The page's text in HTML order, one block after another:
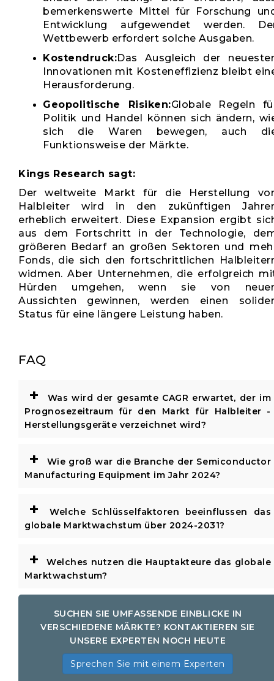
bemerkenswerte Mittel für Forschung
Entwicklung aufgewendet werden.
Wettbewerb erfordert solche Ausgaben.
Kostendruck:Das Ausgleich der
Innovationen mit Kosteneffizienz bleibt
Herausforderung.
Geopolitische Risiken:Globale Regeln
Politik und Handel können sich ändern,
sich die Waren bewegen, auch
Funktionsweise der Märkte.
Kings Research sagt:
Der weltweite Markt für die Herstellung
Halbleiter wird in den zukünftigen
erheblich erweitert. Diese Expansion ergibt
aus dem Fortschritt in der Technologie,
größeren Bedarf an großen Sektoren und
Fonds, die sich den fortschrittlichen
widmen. Aber Unternehmen, die erfolgreich
Hürden umgehen, wenn sie von
Aussichten gewinnen, werden einen
Status für eine längere Leistung haben.
FAQ
+
Was wird der gesamte CAGR erwartet, der im
Prognosezeitraum für den Markt für Halbleiter -
Herstellungsgeräte verzeichnet wird?
+
Wie groß war die Branche der Semiconductor
Manufacturing Equipment im Jahr 2024?
+
Welche Schlüsselfaktoren beeinflussen das
globale Marktwachstum über 2024-2031?
+
Welches nutzen die Hauptakteure das globale
Marktwachstum?
SUCHEN SIE UMFASSENDE EINBLICKE IN
VERSCHIEDENE MÄRKTE? KONTAKTIEREN SIE
UNSERE EXPERTEN NOCH HEUTE
Sprechen Sie mit einem Experten